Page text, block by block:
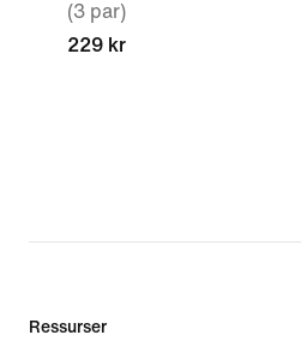
(3 par)
229 kr
Ressurser